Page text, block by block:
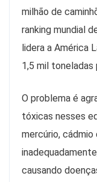
milhão de
ranking mundial
lidera a América
1,5 mil toneladas
O problema é
tóxicas nesses
mercúrio, cádmio
causando